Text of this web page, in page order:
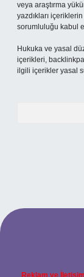
veya araştırma
yazdıkları
sorumluluğu kabul
Hukuka ve yasal
içerikleri,
ilgili içerikler yasal
Reklam ve